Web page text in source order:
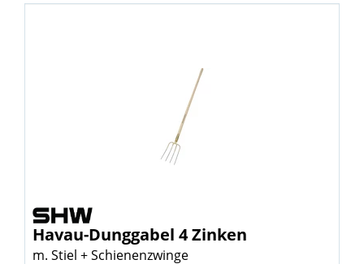
Havau-Dunggabel 4 Zinken
m. Stiel + Schienenzwinge